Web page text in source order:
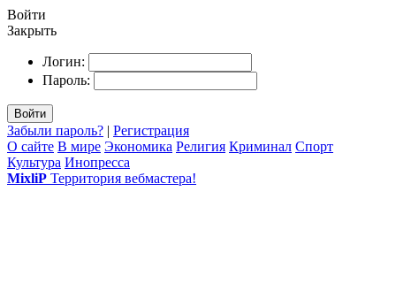
Войти
Закрыть
Логин:
Пароль:
Войти
Забыли пароль? | Регистрация
О сайте В мире Экономика Религия Криминал Спорт
Культура Инопресса
MixliP Территория вебмастера!